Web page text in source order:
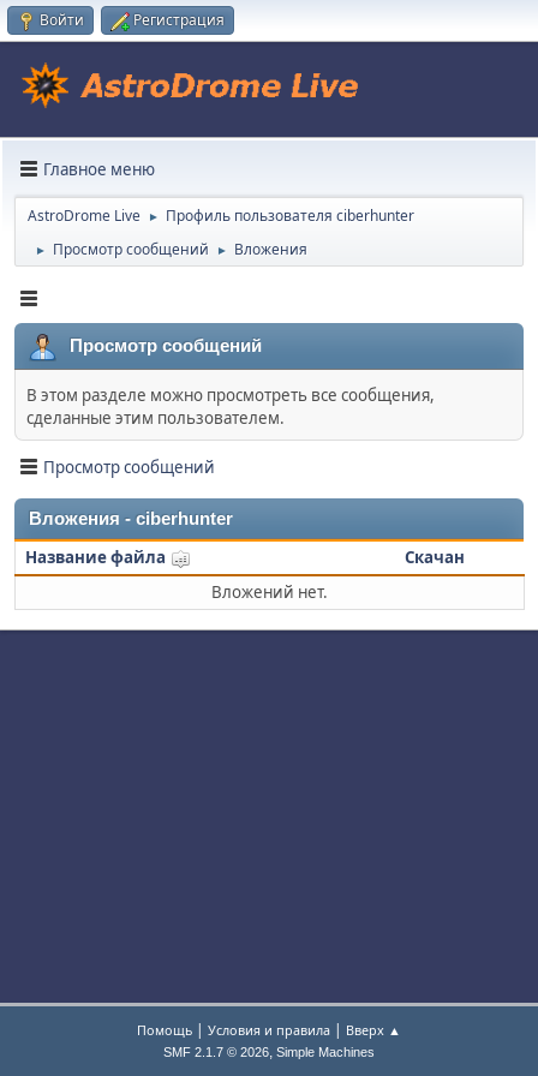
Войти Регистрация
Главное меню
AstroDrome Live ► Профиль пользователя ciberhunter
► Просмотр сообщений ► Вложения
Просмотр сообщений
В этом разделе можно просмотреть все сообщения,
сделанные этим пользователем.
Просмотр сообщений
Вложения - ciberhunter
Название файла
Скачан
Вложений нет.
Помощь | Условия и правила | Вверх ▲
SMF 2.1.7 © 2026, Simple Machines